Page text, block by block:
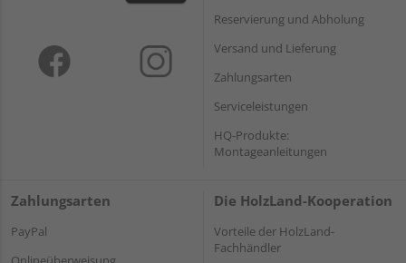
Reservierung und Abholung
Versand und Lieferung
Zahlungsarten
Serviceleistungen
HQ-Produkte:
Montageanleitungen
Zahlungsarten
PayPal
Die HolzLand-Kooperation
Vorteile der HolzLand-
Fachhändler